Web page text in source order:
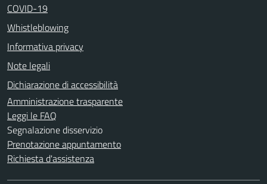
COVID-19
Whistleblowing
Informativa privacy
Note legali
Dichiarazione di accessibilità
Amministrazione trasparente
Leggi le FAQ
Segnalazione disservizio
Prenotazione appuntamento
Richiesta d'assistenza